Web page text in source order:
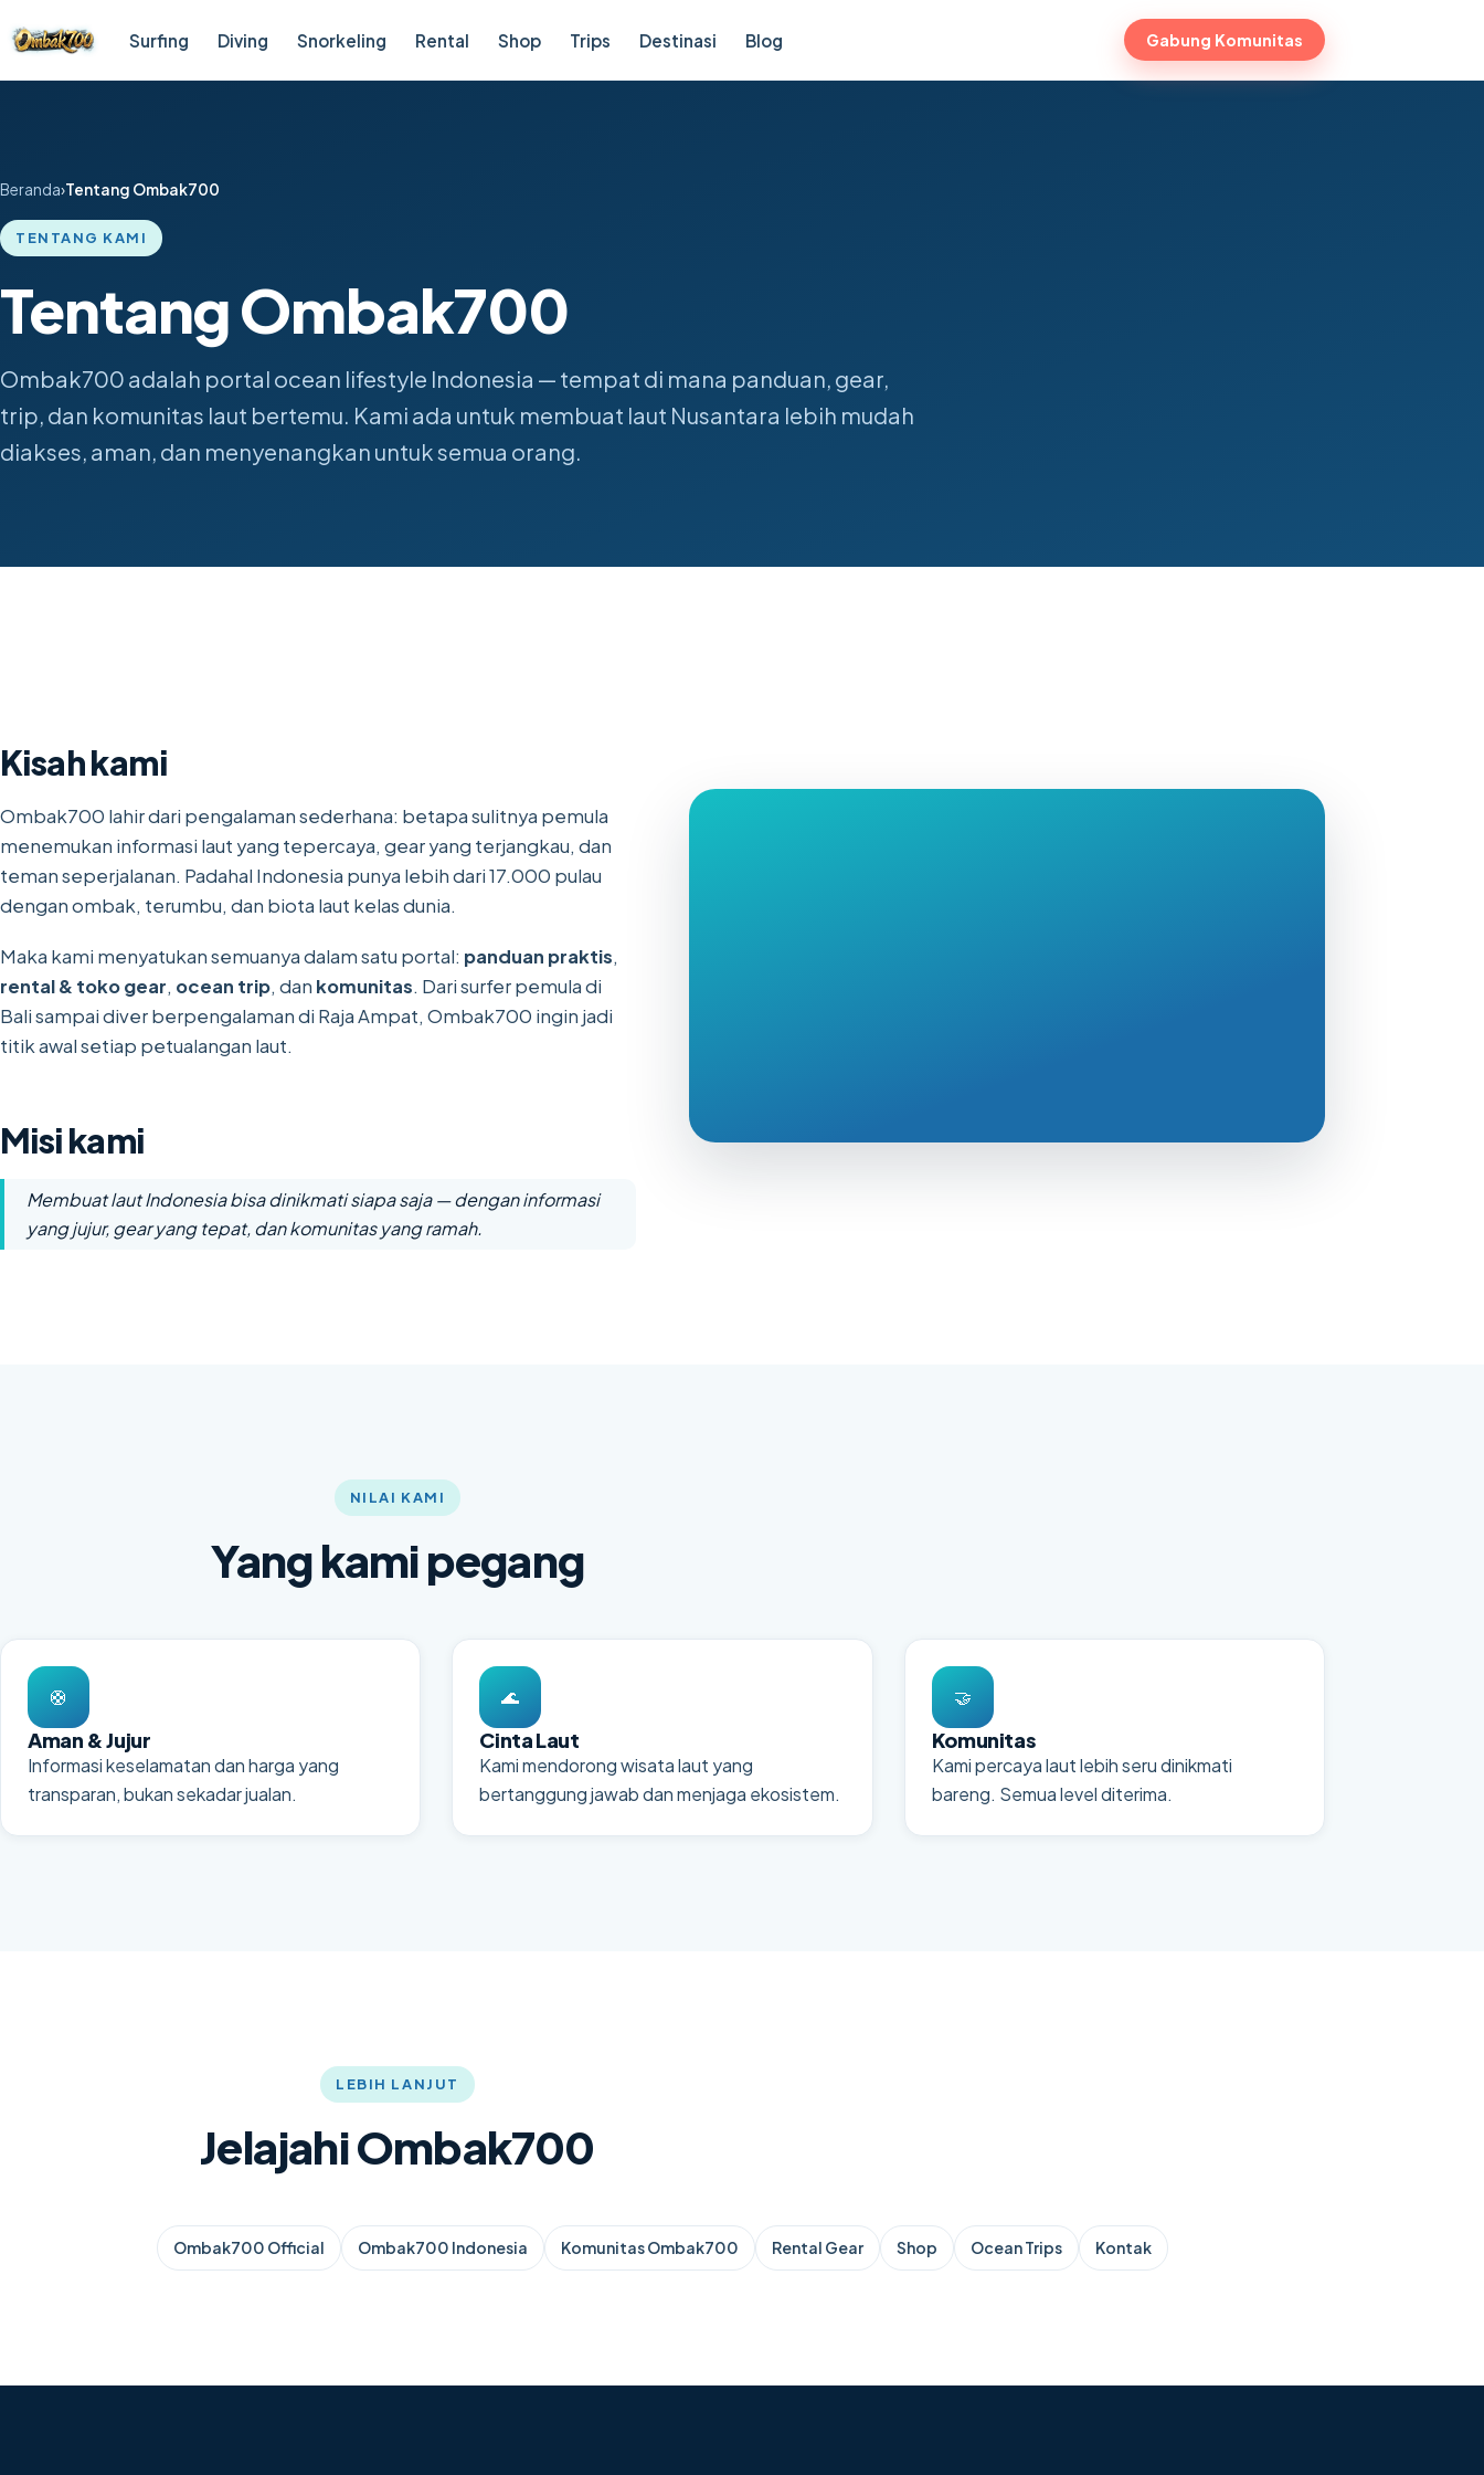
Surfing Diving Snorkeling Rental Shop Trips Destinasi Blog Gabung Komunitas
Beranda Tentang Ombak700
TENTANG KAMI
Tentang Ombak700
Ombak700 adalah portal ocean lifestyle Indonesia — tempat di mana panduan, gear,
trip, dan komunitas laut bertemu. Kami ada untuk membuat laut Nusantara lebih mudah
diakses, aman, dan menyenangkan untuk semua orang.
Kisah kami
Ombak700 lahir dari pengalaman sederhana: betapa sulitnya pemula
menemukan informasi laut yang tepercaya, gear yang terjangkau, dan
teman seperjalanan. Padahal Indonesia punya lebih dari 17.000 pulau
dengan ombak, terumbu, dan biota laut kelas dunia.
Maka kami menyatukan semuanya dalam satu portal: panduan praktis,
rental & toko gear, ocean trip, dan komunitas. Dari surfer pemula di
Bali sampai diver berpengalaman di Raja Ampat, Ombak700 ingin jadi
titik awal setiap petualangan laut.
Misi kami
Membuat laut Indonesia bisa dinikmati siapa saja — dengan informasi
yang jujur, gear yang tepat, dan komunitas yang ramah.
NILAI KAMI
Yang kami pegang
🛟
Aman & Jujur
Informasi keselamatan dan harga yang
transparan, bukan sekadar jualan.
🌊
Cinta Laut
Kami mendorong wisata laut yang
bertanggung jawab dan menjaga ekosistem.
🤝
Komunitas
Kami percaya laut lebih seru dinikmati
bareng. Semua level diterima.
LEBIH LANJUT
Jelajahi Ombak700
Ombak700 Official Ombak700 Indonesia Komunitas Ombak700 Rental Gear Shop Ocean Trips Kontak